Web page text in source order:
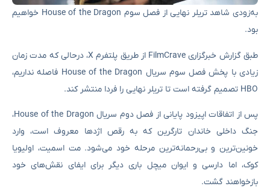
به‌زودی شاهد تریلر نهایی از فصل سوم House of the Dragon خواهیم
بود.
طبق گزارش خبرگزاری FilmCrave از طریق پلتفرم X، درحالی که مدت زمان
زیادی با پخش فصل سوم سریال House of the Dragon فاصله نداریم،
HBO تصمیم گرفته است تا تریلر نهایی را فردا منتشر کند.
پس از اتفاقات اپیزود پایانی از فصل دوم سریال House of the Dragon،
جنگ داخلی خاندان تارگرین که به رقص اژدها معروف است، وارد
خونین‌ترین و بی‌رحمانه‌ترین مرحله خود می‌شود. مت اسمیت، اولیویا
کوک، اما دارسی و ایوان میچل باری دیگر برای ایفای نقش‌های خود
بازخواهند گشت.